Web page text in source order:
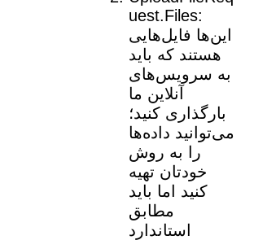
uest.Files:
این‌ها فایل‌هایی
هستند که باید
به سرویس‌های
آنلاین ما
بارگذاری کنید؛
می‌توانید داده‌ها
را به روش
خودتان تهیه
کنید اما باید
مطابق
استاندارد